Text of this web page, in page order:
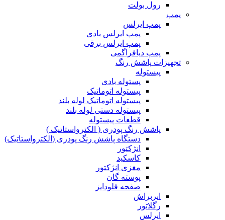
رول بولت
پمپ
پمپ ایرلس
پمپ ایرلس بادی
پمپ ایرلس برقی
پمپ دیافراگمی
تجهیزات پاشش رنگ
پیستوله
پستوله بادی
پیستوله اتوماتیک
پیستوله اتوماتیک لوله بلند
پیستوله دستی لوله بلند
قطعات پیستوله
پاشش رنگ پودری ( الکترواستاتیک )
دستگاه پاشش رنگ پودری (الکترواستاتیک)
انژکتور
کاسکید
مغزی انژکتور
پوسته گان
صفحه فلودایز
ایربراش
رگلاتور
ایرلس